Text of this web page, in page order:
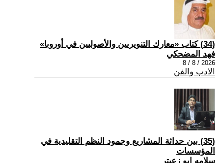
(34) كتاب «معارك التنويريين والأصوليين في أوروبا»
فهد المضحكي
2026 / 8 / 8
الادب والفن
(35) بين حداثة المشاريع وجمود النظم التقليدية في
المؤسسات
سلامه ابو زعيتر